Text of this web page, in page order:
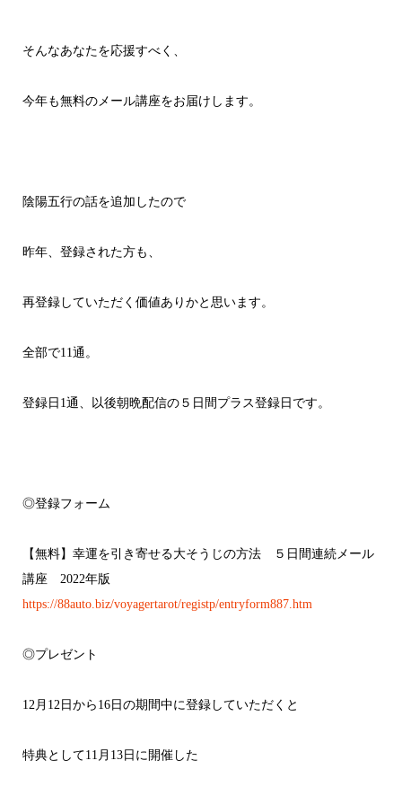
そんなあなたを応援すべく、
今年も無料のメール講座をお届けします。
陰陽五行の話を追加したので
昨年、登録された方も、
再登録していただく価値ありかと思います。
全部で11通。
登録日1通、以後朝晩配信の５日間プラス登録日です。
◎登録フォーム
【無料】幸運を引き寄せる大そうじの方法 ５日間連続メール
講座 2022年版
https://88auto.biz/voyagertarot/registp/entryform887.htm
◎プレゼント
12月12日から16日の期間中に登録していただくと
特典として11月13日に開催した